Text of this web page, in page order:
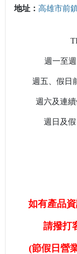
地址： 高雄市前
週一至
週五、假日
週六及連續
週日及假
如有產品
請撥打
(節假日營